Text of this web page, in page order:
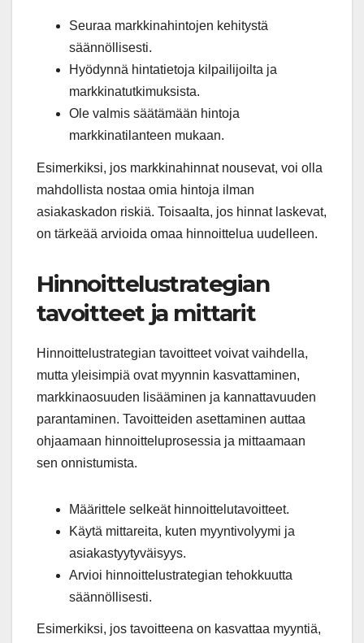
Seuraa markkinahintojen kehitystä
säännöllisesti.
Hyödynnä hintatietoja kilpailijoilta ja
markkinatutkimuksista.
Ole valmis säätämään hintoja
markkinatilanteen mukaan.
Esimerkiksi, jos markkinahinnat nousevat, voi olla
mahdollista nostaa omia hintoja ilman
asiakaskadon riskiä. Toisaalta, jos hinnat laskevat,
on tärkeää arvioida omaa hinnoittelua uudelleen.
Hinnoittelustrategian
tavoitteet ja mittarit
Hinnoittelustrategian tavoitteet voivat vaihdella,
mutta yleisimpiä ovat myynnin kasvattaminen,
markkinaosuuden lisääminen ja kannattavuuden
parantaminen. Tavoitteiden asettaminen auttaa
ohjaamaan hinnoitteluprosessia ja mittaamaan
sen onnistumista.
Määrittele selkeät hinnoittelutavoitteet.
Käytä mittareita, kuten myyntivolyymi ja
asiakastyytyväisyys.
Arvioi hinnoittelustrategian tehokkuutta
säännöllisesti.
Esimerkiksi, jos tavoitteena on kasvattaa myyntiä,